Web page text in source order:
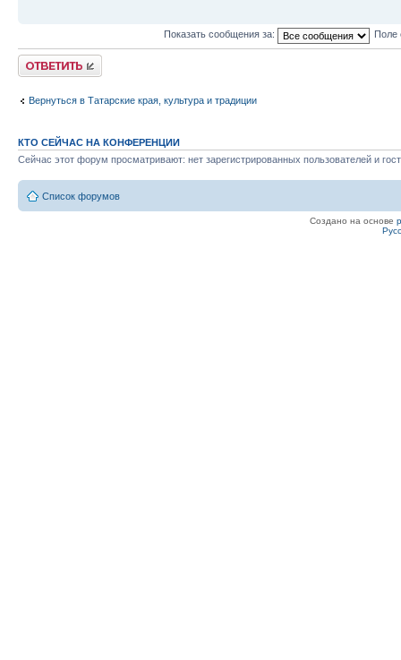
Показать сообщения за: Поле
Ответить
Вернуться в Татарские края, культура и традиции
КТО СЕЙЧАС НА КОНФЕРЕНЦИИ
Сейчас этот форум просматривают: нет зарегистрированных пользователей и
Список форумов
Создано на основе